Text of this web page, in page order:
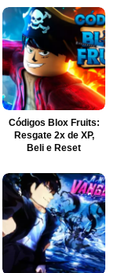
Códigos Blox Fruits:
Resgate 2x de XP,
Beli e Reset